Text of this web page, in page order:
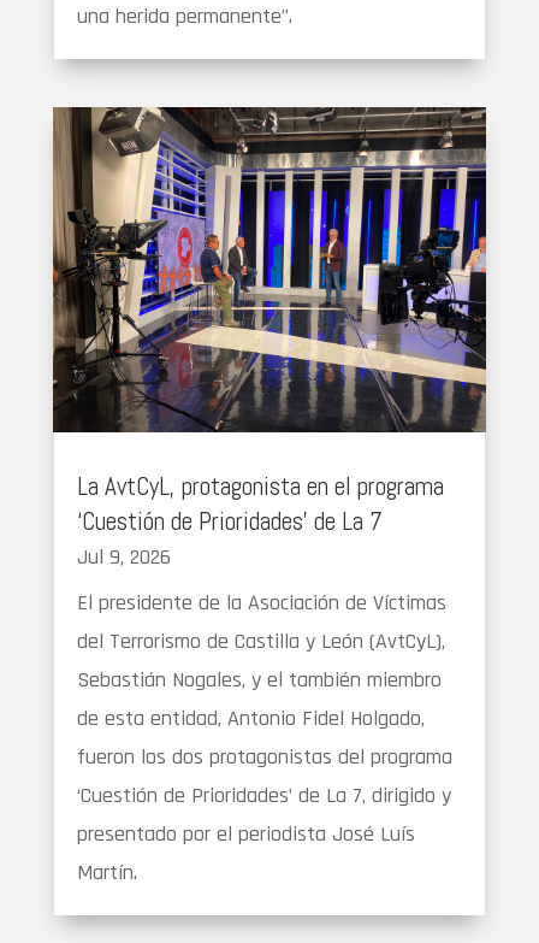
una herida permanente”.
La AvtCyL, protagonista en el programa
‘Cuestión de Prioridades’ de La 7
Jul 9, 2026
El presidente de la Asociación de Víctimas
del Terrorismo de Castilla y León (AvtCyL),
Sebastián Nogales, y el también miembro
de esta entidad, Antonio Fidel Holgado,
fueron los dos protagonistas del programa
‘Cuestión de Prioridades’ de La 7, dirigido y
presentado por el periodista José Luís
Martín.